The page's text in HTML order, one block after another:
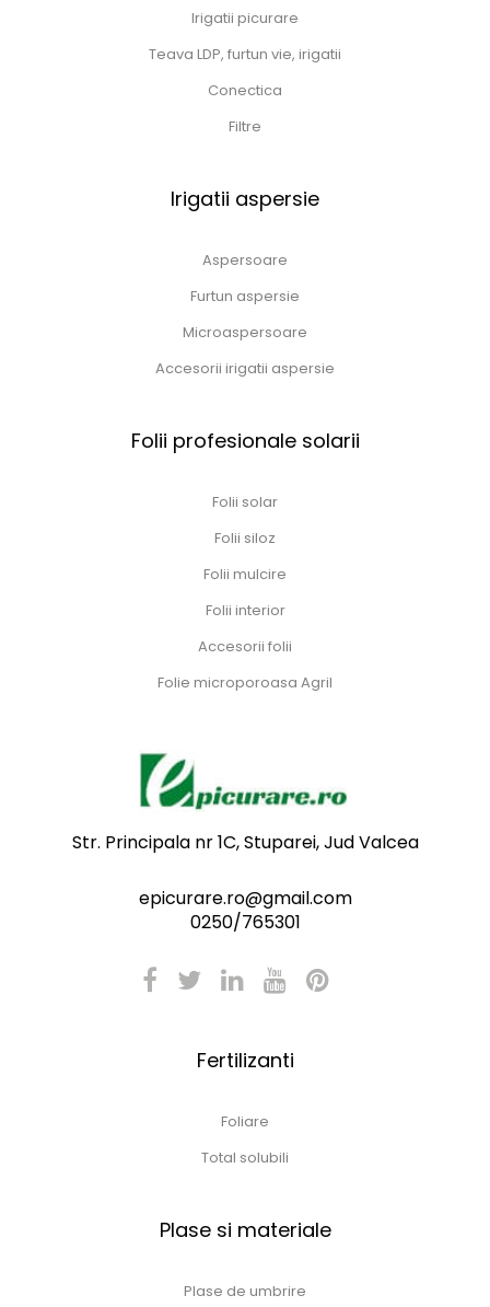
Irigatii picurare
Teava LDP, furtun vie, irigatii
Conectica
Filtre
Irigatii aspersie
Aspersoare
Furtun aspersie
Microaspersoare
Accesorii irigatii aspersie
Folii profesionale solarii
Folii solar
Folii siloz
Folii mulcire
Folii interior
Accesorii folii
Folie microporoasa Agril
Str. Principala nr 1C, Stuparei, Jud Valcea
epicurare.ro@gmail.com
0250/765301
Fertilizanti
Foliare
Total solubili
Plase si materiale
Plase de umbrire